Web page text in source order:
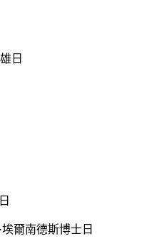
日
埃爾南德斯博士日